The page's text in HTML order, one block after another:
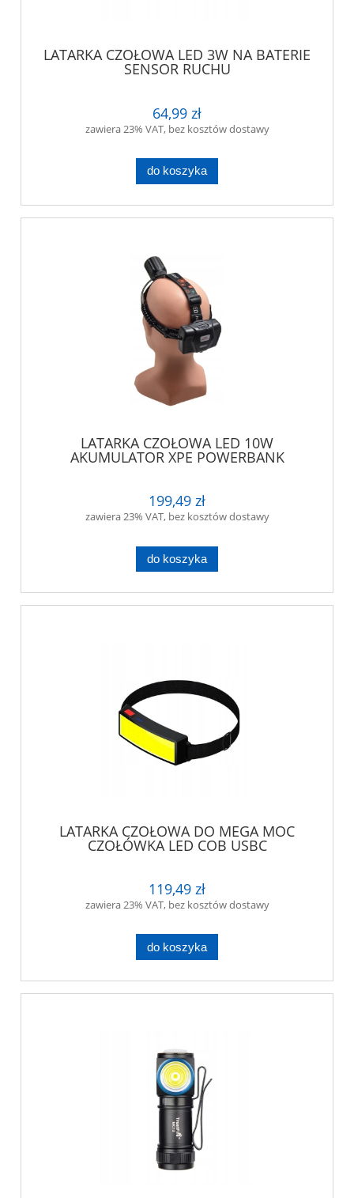
LATARKA CZOŁOWA LED 3W NA BATERIE
SENSOR RUCHU
64,99 zł
zawiera 23% VAT, bez kosztów dostawy
do koszyka
LATARKA CZOŁOWA LED 10W
AKUMULATOR XPE POWERBANK
199,49 zł
zawiera 23% VAT, bez kosztów dostawy
do koszyka
LATARKA CZOŁOWA DO MEGA MOC
CZOŁÓWKA LED COB USBC
119,49 zł
zawiera 23% VAT, bez kosztów dostawy
do koszyka